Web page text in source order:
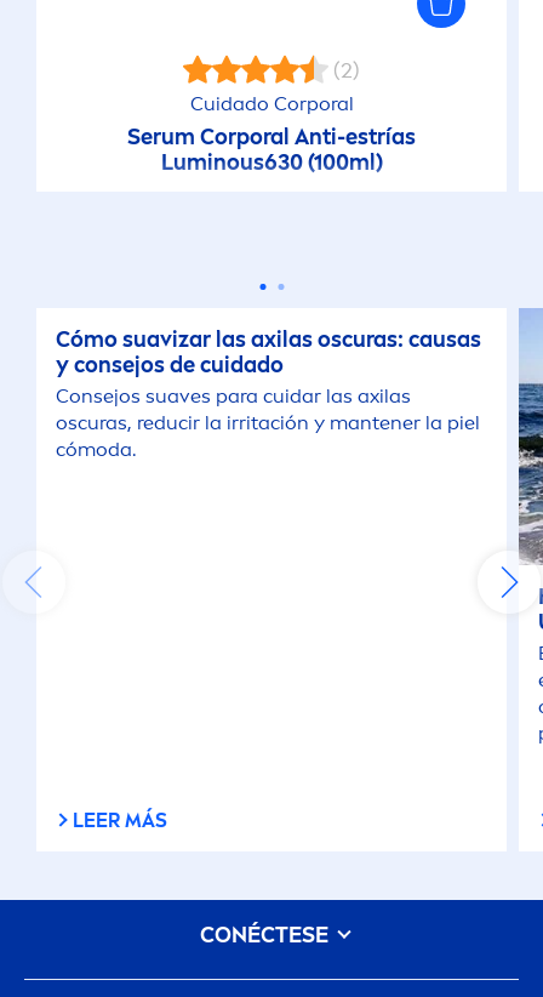
(2)
Cuidado Corporal
Serum Corporal Anti-estrías
Luminous630 (100ml)
Cómo suavizar las axilas oscuras: causas
y consejos de cuidado
Consejos suaves para cuidar las axilas
oscuras, reducir la irritación y mantener la piel
cómoda.
LEER MÁS
CONÉCTESE